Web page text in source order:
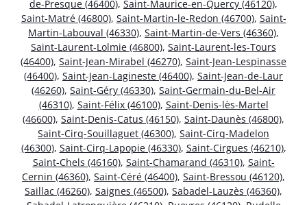
de-Presque (46400), Saint-Maurice-en-Quercy (46120),
Saint-Matré (46800), Saint-Martin-le-Redon (46700), Saint-
Martin-Labouval (46330), Saint-Martin-de-Vers (46360),
Saint-Laurent-Lolmie (46800), Saint-Laurent-les-Tours
(46400), Saint-Jean-Mirabel (46270), Saint-Jean-Lespinasse
(46400), Saint-Jean-Lagineste (46400), Saint-Jean-de-Laur
(46260), Saint-Géry (46330), Saint-Germain-du-Bel-Air
(46310), Saint-Félix (46100), Saint-Denis-lès-Martel
(46600), Saint-Denis-Catus (46150), Saint-Daunès (46800),
Saint-Cirq-Souillaguet (46300), Saint-Cirq-Madelon
(46300), Saint-Cirq-Lapopie (46330), Saint-Cirgues (46210),
Saint-Chels (46160), Saint-Chamarand (46310), Saint-
Cernin (46360), Saint-Céré (46400), Saint-Bressou (46120),
Saillac (46260), Saignes (46500), Sabadel-Lauzès (46360),